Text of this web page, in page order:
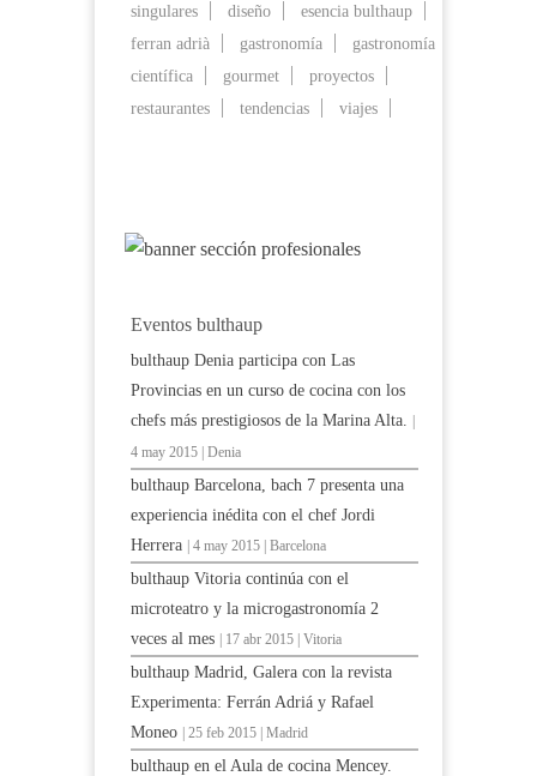
singulares
diseño
esencia bulthaup
ferran adrià
gastronomía
gastronomía
científica
gourmet
proyectos
restaurantes
tendencias viajes
Eventos bulthaup
bulthaup Denia participa con Las
Provincias en un curso de cocina con los
chefs más prestigiosos de la Marina Alta.
4 may 2015 | Denia
bulthaup Barcelona, bach 7 presenta una
experiencia inédita con el chef Jordi
Herrera
| 4 may 2015 | Barcelona
bulthaup Vitoria continúa con el
microteatro y la microgastronomía 2
veces al mes
| 17 abr 2015 | Vitoria
bulthaup Madrid, Galera con la revista
Experimenta: Ferrán Adriá y Rafael
Moneo
| 25 feb 2015 | Madrid
bulthaup en el Aula de cocina Mencey.